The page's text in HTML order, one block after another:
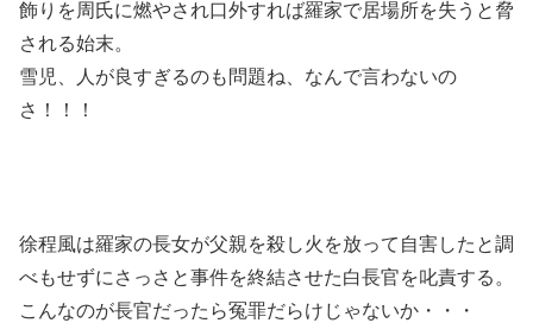
飾りを周氏に燃やされ口外すれば羅家で居場所を失うと脅
される始末。
雪児、人が良すぎるのも問題ね、なんで言わないの
さ！！！
徐程風は羅家の長女が父親を殺し火を放って自害したと調
べもせずにさっさと事件を終結させた白長官を叱責する。
こんなのが長官だったら冤罪だらけじゃないか・・・